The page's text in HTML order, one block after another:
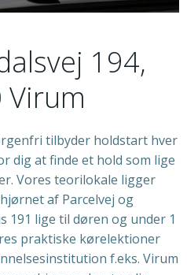
194,
Virum
tilbyder holdstart hver
dig at finde et hold som lige
Vores teorilokale ligger
af Parcelvej og
191 lige til døren og under 1
praktiske kørelektioner
f.eks. Virum